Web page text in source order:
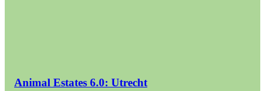
Animal Estates 6.0: Utrecht